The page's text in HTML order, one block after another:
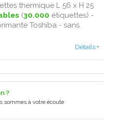
thermique L 56 x H 25
(30.000 étiquettes) -
Toshiba - sans
Détails +
?
sommes à votre écoute